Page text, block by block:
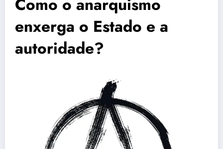
Como o anarquismo
enxerga o Estado e a
autoridade?